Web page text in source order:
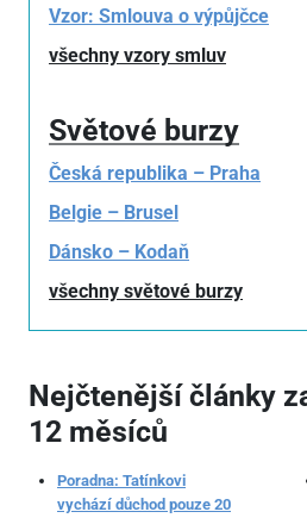
Vzor: Smlouva o výpůjčce
všechny vzory smluv
Světové burzy
Česká republika – Praha
Belgie – Brusel
Dánsko – Kodaň
všechny světové burzy
Nejčtenější články
12 měsíců
Poradna: Tatínkovi
vychází důchod pouze 20